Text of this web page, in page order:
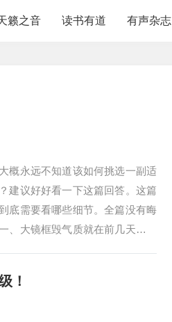
籁之音 读书有道 有声杂志
概永远不知道该如何挑选一副适
建议好好看一下这篇回答。这篇
底需要看哪些细节。全篇没有晦
、大镜框毁气质就在前几天，一
！